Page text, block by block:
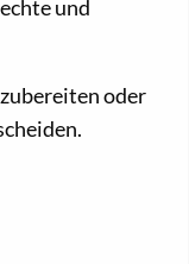
und
oder